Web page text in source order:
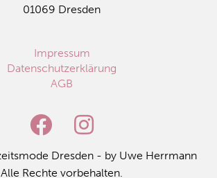
01069 Dres­den
Impressum
Datenschutzerklärung
AGB
Dres­den - by Uwe Herr­mann
Alle Rech­te vor­be­hal­ten.